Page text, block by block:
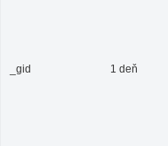
_gid 1 deň